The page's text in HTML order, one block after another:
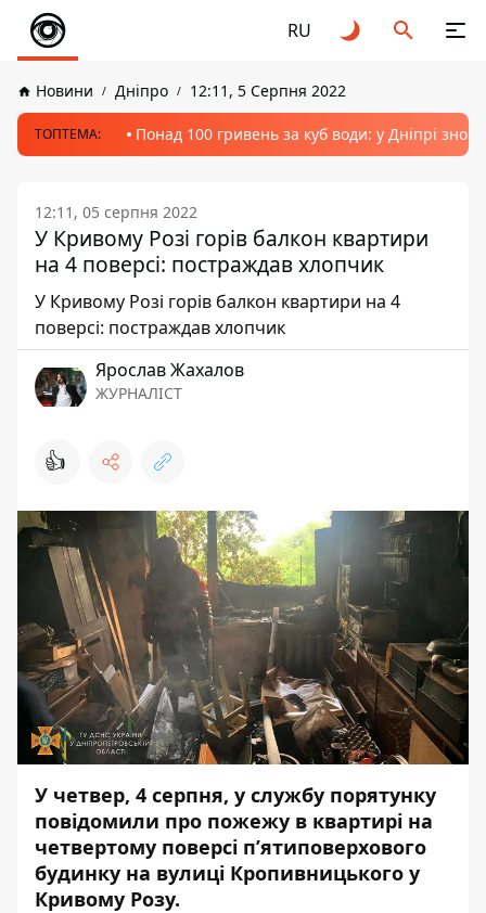
RU
Новини Дніпро 12:11, 5 Серпня 2022
ТОПТЕМА: Понад 100 гривень за куб води: у Дніпрі
12:11, 05 серпня 2022
У Кривому Розі горів балкон квартири
на 4 поверсі: постраждав хлопчик
У Кривому Розі горів балкон квартири на 4
поверсі: постраждав хлопчик
Ярослав Жахалов
ЖУРНАЛІСТ
👍
У четвер, 4 серпня, у службу порятунку
повідомили про пожежу в квартирі на
четвертому поверсі п’ятиповерхового
будинку на вулиці Кропивницького у
Кривому Розу.